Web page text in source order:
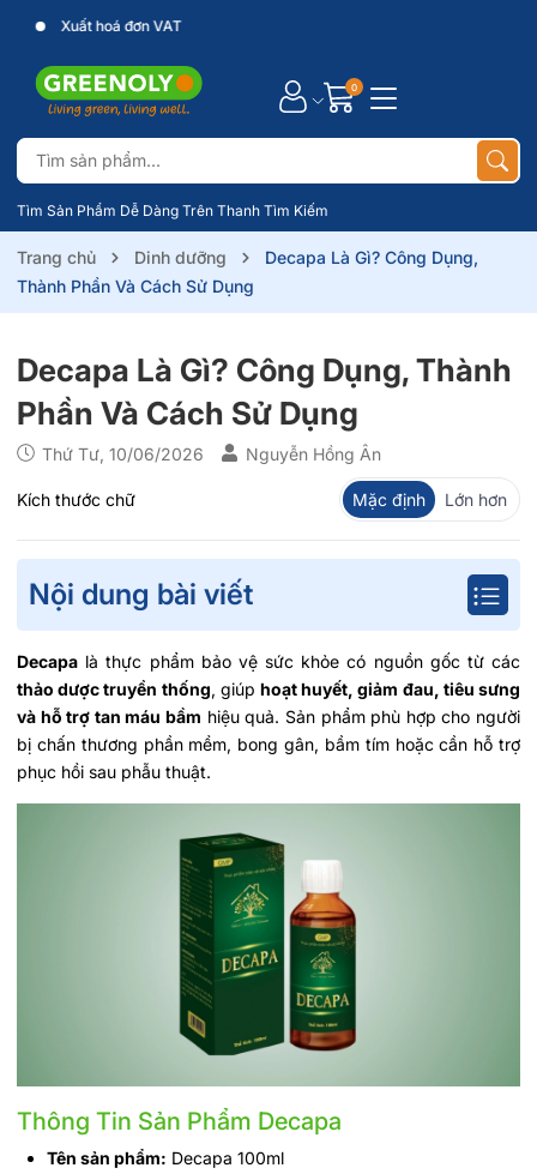
Xuất hoá đơn VAT
Tìm Sản Phẩm Dễ Dàng Trên Thanh Tìm Kiếm
0
Trang chủ Dinh dưỡng
Decapa Là Gì? Công Dụng,
Thành Phần Và Cách Sử Dụng
Decapa Là Gì? Công Dụng, Thành
Phần Và Cách Sử Dụng
Thứ Tư, 10/06/2026 Nguyễn Hồng Ân
Kích thước chữ Mặc định Lớn hơn
Nội dung bài viết
Decapa là thực phẩm bảo vệ sức khỏe có nguồn gốc từ các
thảo dược truyền thống, giúphoạt huyết, giảm đau, tiêu sưng
và hỗ trợ tan máu bầm hiệu quả. Sản phẩm phù hợp cho người
bị chấn thương phần mềm, bong gân, bầm tím hoặc cần hỗ trợ
phục hồi sau phẫu thuật.
Thông Tin Sản Phẩm Decapa
Tên sản phẩm: Decapa 100ml